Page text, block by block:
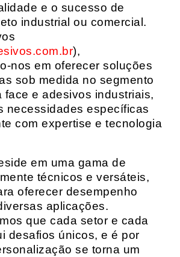
e o sucesso de
industrial ou comercial.
),
nos em oferecer soluções
sob medida no segmento
face e adesivos industriais,
necessidades específicas
com expertise e tecnologia
em uma gama de
técnicos e versáteis,
oferecer desempenho
aplicações.
que cada setor e cada
desafios únicos, e é por
se torna um